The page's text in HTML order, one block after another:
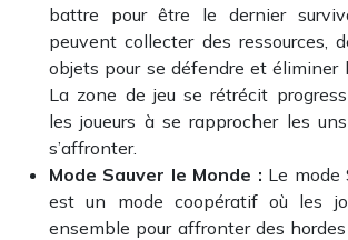
battre pour être le dernier
peuvent collecter des ressources,
objets pour se défendre et éliminer
La zone de jeu se rétrécit
les joueurs à se rapprocher les
s’affronter.
Mode Sauver le Monde : Le mode
est un mode coopératif où les
ensemble pour affronter des